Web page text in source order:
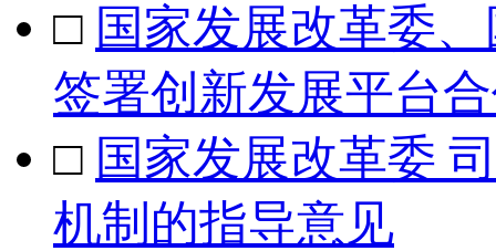
□ 国家发展改革委
签署创新发展平台
□ 国家发展改革委
机制的指导意见